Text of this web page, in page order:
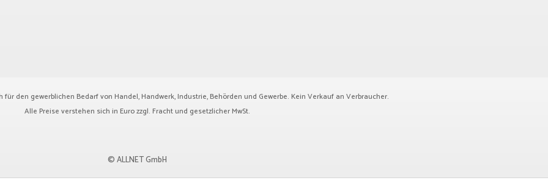
den gewerblichen Bedarf von Handel, Handwerk, Industrie, Behörden und Gewerbe. Kein Verkauf an Verbraucher.
Alle Preise verstehen sich in Euro zzgl. Frachtund gesetzlicher MwSt.
© ALLNET GmbH